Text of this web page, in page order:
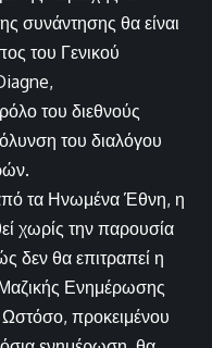
συνάντησης θα είναι
του Γενικού
του διεθνούς
του διαλόγου
τα Ηνωμένα Έθνη, η
χωρίς την παρουσία
δεν θα επιτραπεί η
Ενημέρωσης
προκειμένου